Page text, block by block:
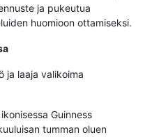
ja pukeutua
huomioon ottamiseksi.
ja laaja valikoima
Guinness
tumman oluen